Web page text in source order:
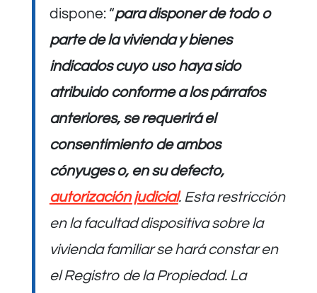
dispone: “para disponer de todo o
parte de la vivienda y bienes
indicados cuyo uso haya sido
atribuido conforme a los párrafos
anteriores, se requerirá el
consentimiento de ambos
cónyuges o, en su defecto,
autorización judicial. Esta restricción
en la facultad dispositiva sobre la
vivienda familiar se hará constar en
el Registro de la Propiedad. La